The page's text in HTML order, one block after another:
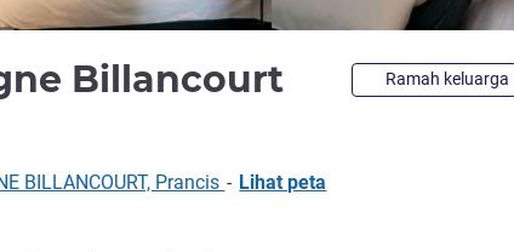
Billancourt bintang 3
Ramah keluarga
BILLANCOURT, Prancis - Lihat peta